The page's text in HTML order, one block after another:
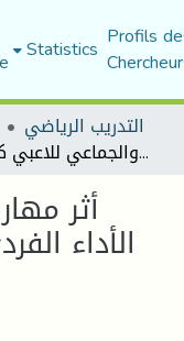
Statistics Profils
التدريب الرياضي
أثر مهارة التحكم في الكرة على الأداء الفردي والجماعي للاعبي كرة القدم (U13).
أثر
الأداء